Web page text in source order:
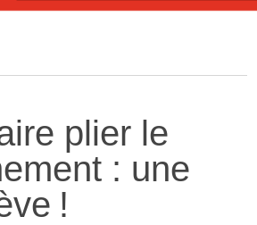
plier le
: une
!